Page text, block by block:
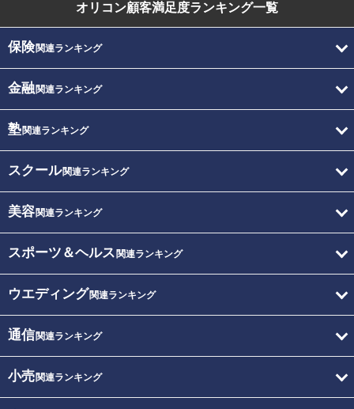
オリコン顧客満足度ランキング一覧
保険関連ランキング
金融関連ランキング
塾関連ランキング
スクール関連ランキング
美容関連ランキング
スポーツ＆ヘルス 関連ランキング
ウエディング関連ランキング
通信関連ランキング
小売関連ランキング